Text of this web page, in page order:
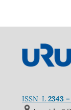
ISSN-L2343